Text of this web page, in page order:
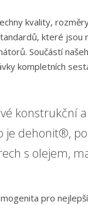
kvality,
které jsou
Součástí
kompletních
konstrukční
je dehonit®,
s olejem,
pro